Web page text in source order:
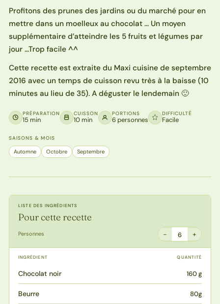
Profitons des prunes des jardins ou du marché pour en
mettre dans un moelleux au chocolat … Un moyen
supplémentaire d’atteindre les 5 fruits et légumes par
jour …Trop facile ^^
Cette recette est extraite du Maxi cuisine de septembre
2016 avec un temps de cuisson revu très à la baisse (10
minutes au lieu de 35). A déguster le lendemain 🙂
PRÉPARATION
15 min
CUISSON
10 min
PORTIONS
6 personnes
DIFFICULTÉ
Facile
SAISONS & MOIS
Automne Octobre Septembre
LISTE DES INGRÉDIENTS
Pour cette recette
Personnes − 6 +
INGRÉDIENT QUANTITÉ
Chocolat noir 160 g
Beurre 80g